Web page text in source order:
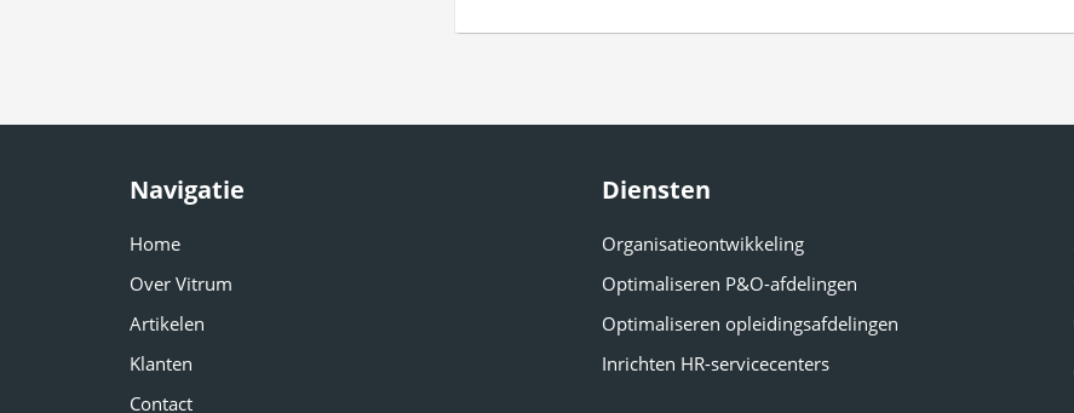
Navigatie
Home
Over Vitrum
Artikelen
Klanten
Contact
Diensten
Organisatieontwikkeling
Optimaliseren P&O-afdelingen
Optimaliseren opleidingsafdelingen
Inrichten HR-servicecenters